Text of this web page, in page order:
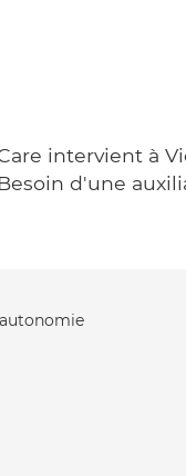
intervient à
d'une